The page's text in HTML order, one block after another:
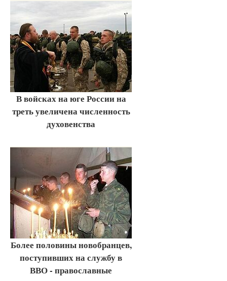
В войсках на юге России на
треть увеличена численность
духовенства
Более половины новобранцев,
поступивших на службу в
ВВО - православные